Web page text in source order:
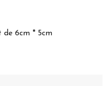
6cm * 5cm